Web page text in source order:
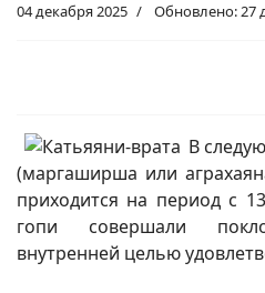
04 декабря 2025 Обновлено: 27
В
(маргаширша или
приходится на период с
гопи совершали
внутренней целью